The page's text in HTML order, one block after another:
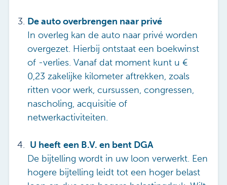
De auto overbrengen naar privé
In overleg kan de auto naar privé worden
overgezet. Hierbij ontstaat een boekwinst
of -verlies. Vanaf dat moment kunt u €
0,23 zakelijke kilometer aftrekken, zoals
ritten voor werk, cursussen, congressen,
nascholing, acquisitie of
netwerkactiviteiten.
U heeft een B.V. en bent DGA
De bijtelling wordt in uw loon verwerkt. Een
hogere bijtelling leidt tot een hoger belast